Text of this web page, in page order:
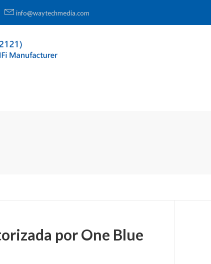
info@waytechmedia.com
por One Blue